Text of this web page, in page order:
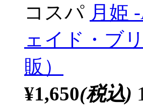
コスパ 月姫
ェイド・ブ
販）
¥1,650(税込)